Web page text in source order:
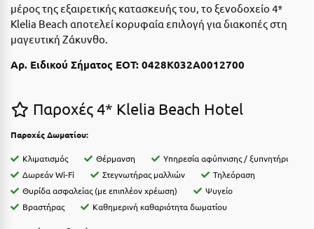
Θ
Θάσος
Θεσσαλονίκη
Ι
Ιεράπετρα
Ιθάκη
Ικαρία
Ίος
μέρος της εξαιρετικής κατασκευής του, το ξενοδοχείο 4*
Klelia Beach αποτελεί κορυφαία επιλογή για διακοπές στη
μαγευτική Ζάκυνθο.
Αρ. Ειδικού Σήματος ΕΟΤ: 0428Κ032Α0012700
Παροχές 4* Klelia Beach Hotel
Παροχές Δωματίου:
Κλιματισμός Θέρμανση
Υπηρεσία αφύπνισης / ξυπνητήρι
Δωρεάν Wi-Fi
Στεγνωτήρας μαλλιών
Τηλεόραση
Θυρίδα ασφαλείας (με επιπλέον χρέωση)
Ψυγείο
Βραστήρας
Καθημερινή καθαριότητα δωματίου